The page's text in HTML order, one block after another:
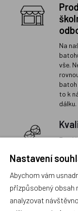
Na
vše.
batoh
to k
dálku.
na
Nastavení
Abychom vám
přizpůsobený obsah
analyzovat